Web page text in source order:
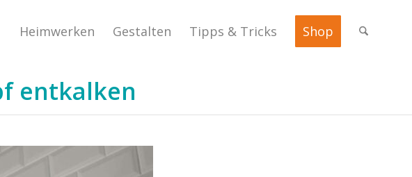
Heimwerken Gestalten Tipps & Tricks Shop
entkalken